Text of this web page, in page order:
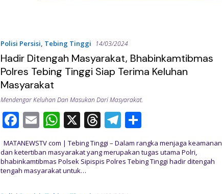
Polisi Persisi, Tebing Tinggi 14/03/2024
Hadir Ditengah Masyarakat, Bhabinkamtibmas
Polres Tebing Tinggi Siap Terima Keluhan
Masyarakat
Mendengar Keluhan Dan Masukan Dari Masyarakat.
F
ac
e
b
E
m
ai
l
W
h
at
s
X T
h
re
a
T
el
e
gr
S
h
ar
e
MATANEWSTV com | Tebing Tinggi – Dalam rangka menjaga keamanan
dan ketertiban masyarakat yang merupakan tugas utama Polri,
bhabinkamtibmas Polsek Sipispis Polres Tebing Tinggi hadir ditengah
tengah masyarakat untuk…